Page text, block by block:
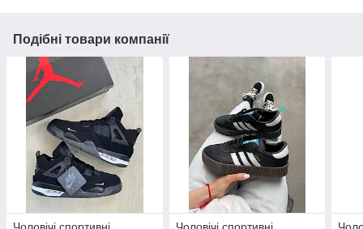
Подібні товари компанії